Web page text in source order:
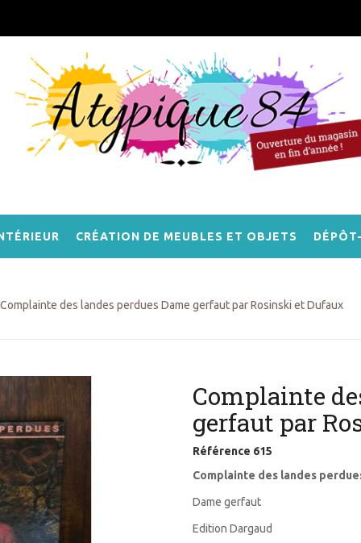
CRÉATION DE MEUBLES ET OBJETS
Complainte des landes perdues Dame gerfaut par Rosinski et Dufaux
Complainte
gerfaut par
Référence 615
Complainte des landes
Dame gerfaut
Edition Dargaud